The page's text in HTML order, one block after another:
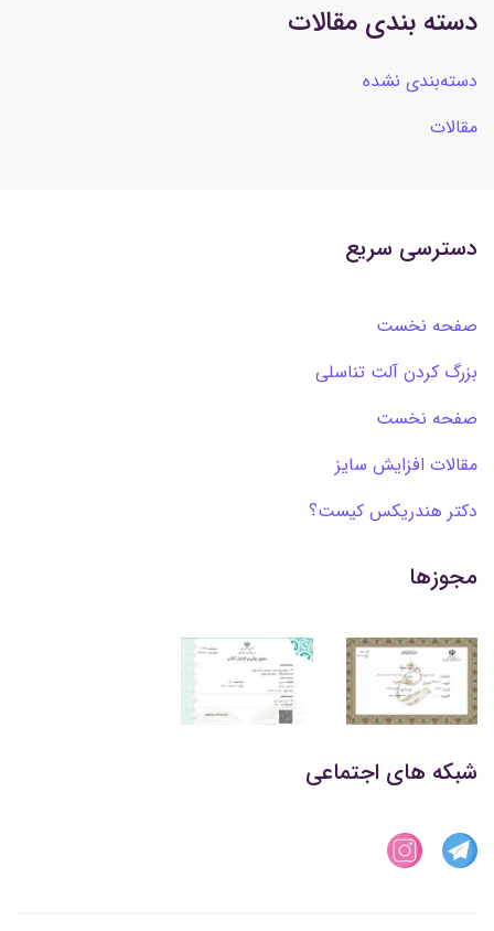
دسته بندی مقالات
دسته‌بندی نشده
مقالات
دسترسی سریع
صفحه نخست
بزرگ کردن آلت تناسلی
صفحه نخست
مقالات افزایش سایز
دکتر هندریکس کیست؟
مجوزها
شبکه های اجتماعی